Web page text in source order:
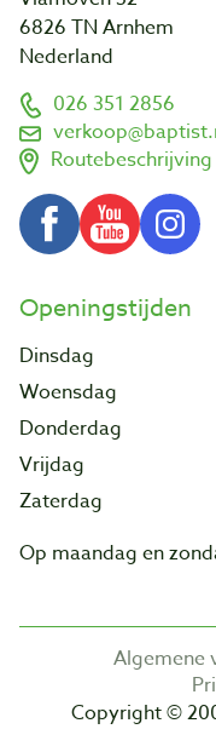
6826 TN Arnhem
Nederland
026 351 2856
Routebeschrijving
Openingstijden
Dinsdag
Woensdag
Donderdag
Vrijdag
Zaterdag
Op maandag en
Algemene
Copyright ©